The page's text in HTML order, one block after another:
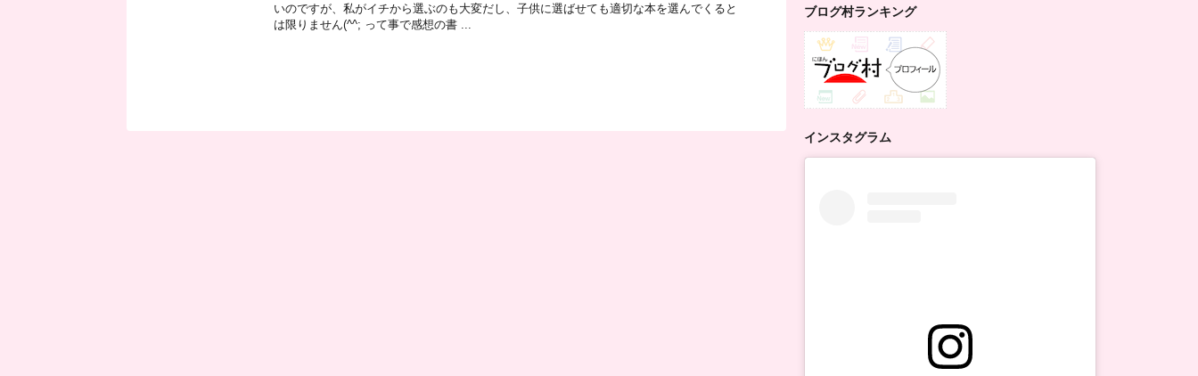
いのですが、私がイチから選ぶのも大変だし、子供に選ばせても適切な本を選んでくると
は限りません(^^; って事で感想の書 ...
ブログ村ランキング
インスタグラム